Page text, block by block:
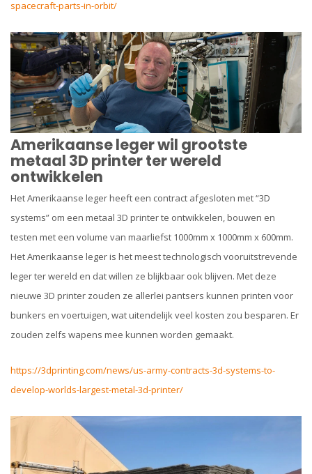
spacecraft-parts-in-orbit/
Amerikaanse leger wil grootste
metaal 3D printer ter wereld
ontwikkelen
Het Amerikaanse leger heeft een contract afgesloten met “3D
systems” om een metaal 3D printer te ontwikkelen, bouwen en
testen met een volume van maarliefst 1000mm x 1000mm x 600mm.
Het Amerikaanse leger is het meest technologisch vooruitstrevende
leger ter wereld en dat willen ze blijkbaar ook blijven. Met deze
nieuwe 3D printer zouden ze allerlei pantsers kunnen printen voor
bunkers en voertuigen, wat uitendelijk veel kosten zou besparen. Er
zouden zelfs wapens mee kunnen worden gemaakt.
https://3dprinting.com/news/us-army-contracts-3d-systems-to-
develop-worlds-largest-metal-3d-printer/